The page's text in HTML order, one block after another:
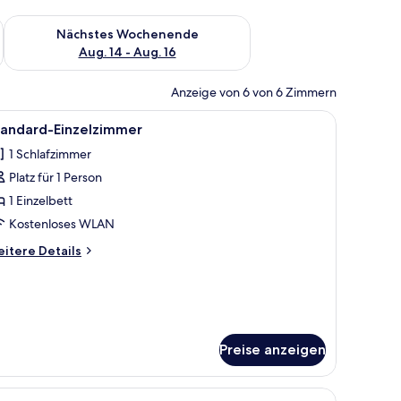
Aug. 7 - Aug. 9.
Nächstes Wochenende
Aug. 14 - Aug. 16
Überprüfe die Verfügbarkeit für nächstes Wochenende, Aug.
Anzeige von 6 von 6 Zimmern
und ein Fenster mit Vorhängen.
Schreibtisch, einem Fernseher und einem Fenster mit Vorhängen.
Ein kleines, ordentlich eingerichtetes
1 Einzelzimmer
1 Schlafzimmer
Platz für 1 Person
1 Einzelbett
Kostenloses WLAN
Details
Preise anzeigen
Verdunkelungsvorhänge